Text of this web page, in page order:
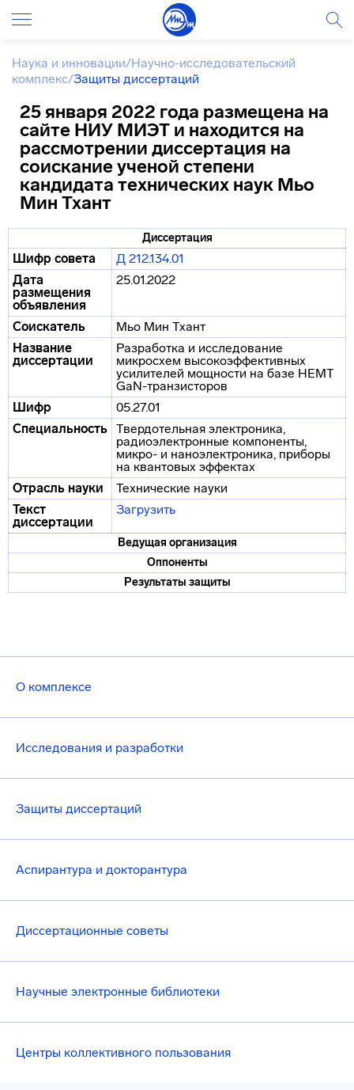
О комплексе
Исследования и разработки
Защиты диссертаций
Аспирантура и докторантура
Диссертационные советы
Научные электронные библиотеки
Центры коллективного пользования
Наука и инновации/Научно-исследовательский
комплекс/Защиты диссертаций
25 января 2022 года размещена на
сайте НИУ МИЭТ и находится на
рассмотрении диссертация на
соискание ученой степени
кандидата технических наук Мьо
Мин Тхант
Диссертация
Шифр совета
Д 212.134.01
Дата
размещения
объявления
25.01.2022
Соискатель
Мьо Мин Тхант
Название
диссертации
Разработка и исследование
микросхем высокоэффективных
усилителей мощности на базе HEMT
GaN-транзисторов
Шифр
05.27.01
Специальность Твердотельная электроника,
радиоэлектронные компоненты,
микро- и наноэлектроника, приборы
на квантовых эффектах
Отрасль науки
Технические науки
Текст
диссертации
Загрузить
Ведущая организация
Оппоненты
Результаты защиты